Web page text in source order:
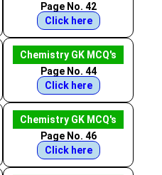
Page No. 42
Click here
Chemistry GK MCQ's
Page No. 44
Click here
Chemistry GK MCQ's
Page No. 46
Click here